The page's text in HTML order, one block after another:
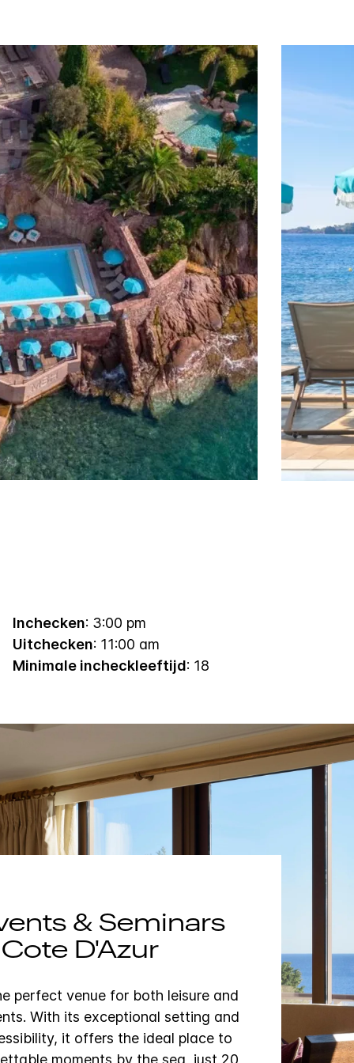
Inchecken: 3:00 pm
Uitchecken: 11:00 am
Minimale incheckleeftijd: 18
& Seminars
D'Azur
perfect venue for both leisure and
With its exceptional setting and
it offers the ideal place to
moments by the sea, just 20